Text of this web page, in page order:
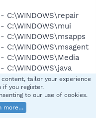
C:\WINDOWS\Driver
tailor your experience
if you register.
to our use of cookies.
more…